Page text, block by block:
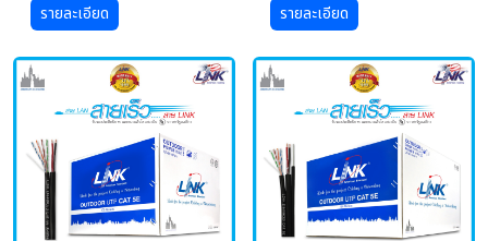
รายละเอียด
รายละเอียด